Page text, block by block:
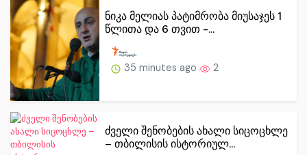
ნიკა მელიას პატიმრობა მიუსაჯეს 1
წლითა და 6 თვით -...
35 minutes ago 2
ძველი შენობების ახალი სიცოცხლე
– თბილისის ისტორიულ...